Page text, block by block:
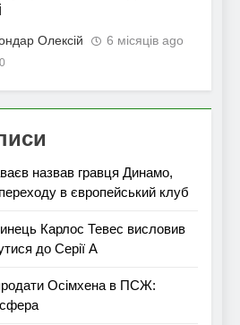
Олексій 6 місяців ago
0
назвав гравця Динамо,
в європейський клуб
Карлос Тевес висловив
до Серії А
Осімхена в ПСЖ: